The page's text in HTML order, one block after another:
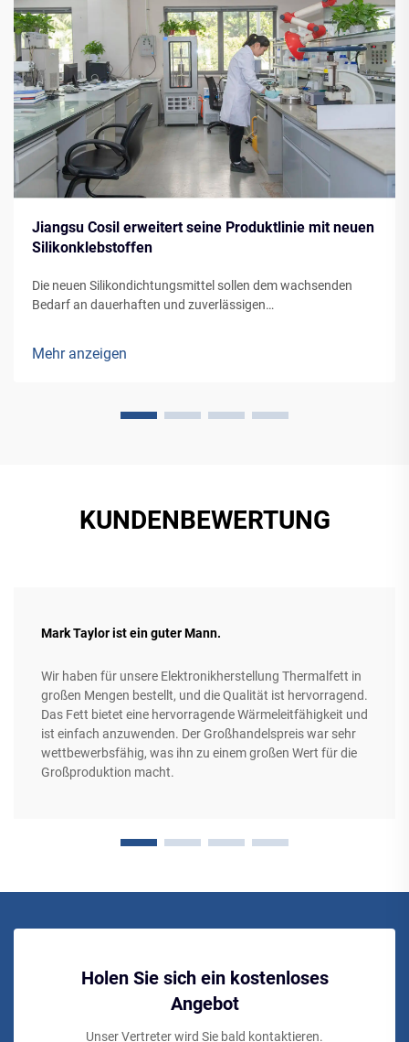
Jiangsu Cosil erweitert seine Produktlinie mit neuen
Silikonklebstoffen
Die neuen Silikondichtungsmittel sollen dem wachsenden
Bedarf an dauerhaften und zuverlässigen
werden.
Mehr anzeigen
KUNDENBEWERTUNG
Mark Taylor ist ein guter Mann.
Wir haben für unsere Elektronikherstellung Thermalfett in
großen Mengen bestellt, und die Qualität ist hervorragend.
Das Fett bietet eine hervorragende Wärmeleitfähigkeit und
ist einfach anzuwenden. Der Großhandelspreis war sehr
wettbewerbsfähig, was ihn zu einem großen Wert für die
Großproduktion macht.
Holen Sie sich ein kostenloses
Angebot
Unser Vertreter wird Sie bald kontaktieren.